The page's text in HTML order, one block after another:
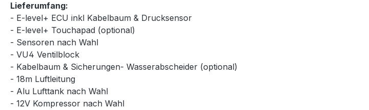
Lieferumfang:
- E-level+ ECU inkl Kabelbaum & Drucksensor
- E-level+ Touchapad (optional)
- Sensoren nach Wahl
- VU4 Ventilblock
- Kabelbaum & Sicherungen- Wasserabscheider (optional)
- 18m Luftleitung
- Alu Lufttank nach Wahl
- 12V Kompressor nach Wahl